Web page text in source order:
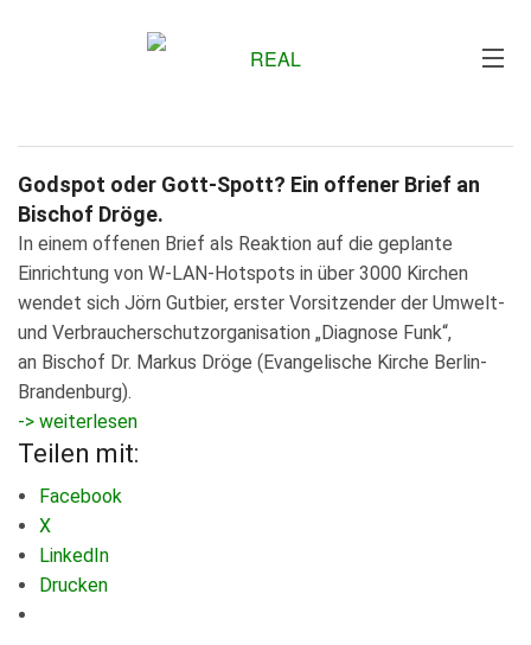
Godspot oder Gott-Spott? Ein offener Brief an
Bischof Dröge.
In einem offenen Brief als Reaktion auf die geplante
Einrichtung von W-LAN-Hotspots in über 3000 Kirchen
wendet sich Jörn Gutbier, erster Vorsitzender der Umwelt-
und Verbraucherschutzorganisation „Diagnose Funk“,
an Bischof Dr. Markus Dröge (Evangelische Kirche Berlin-
Brandenburg).
-> weiterlesen
Teilen mit:
Facebook
X
LinkedIn
Drucken